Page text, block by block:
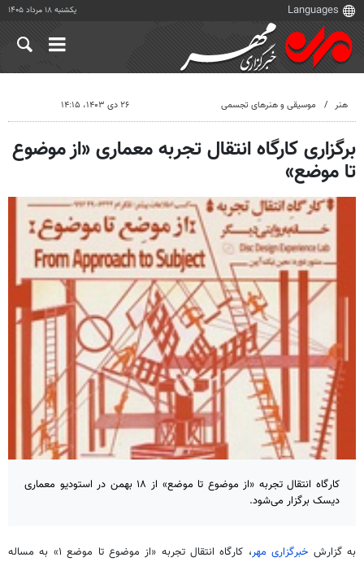
یکشنبه ۱۸ مرداد ۱۴۰۵
هنر موسیقی و هنرهای تجسمی ۲۶ دی ۱۴۰۳، ۱۴:۱۵
برگزاری کارگاه‌ انتقال تجربه معماری «از موضوع
تا موضع»
کارگاه‌ انتقال تجربه «از موضوع تا موضع» از ۱۸ بهمن در استودیو معماری
دیسک برگزار می‌شود.
به گزارش خبرگزاری مهر
، کارگاه انتقال تجربه «از موضوع تا موضع ۱» به مساله